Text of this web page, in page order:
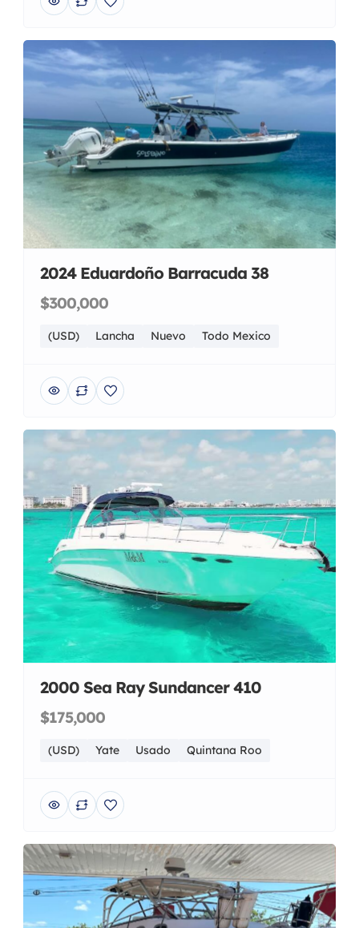
2024 Eduardoño Barracuda 38
$300,000
(USD) Lancha Nuevo Todo Mexico
2000 Sea Ray Sundancer 410
$175,000
(USD) Yate Usado Quintana Roo